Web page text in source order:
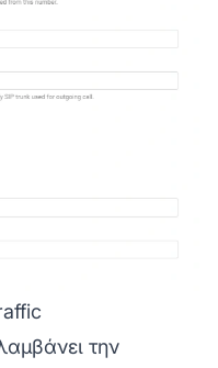
την